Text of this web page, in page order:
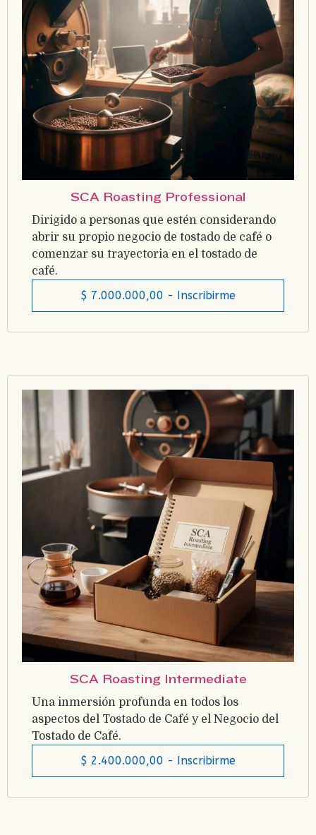
SCA Roasting Professional
Dirigido a personas que estén considerando
abrir su propio negocio de tostado de café o
comenzar su trayectoria en el tostado de
café.
$ 7.000.000,00 - Inscribirme
SCA Roasting Intermediate
Una inmersión profunda en todos los
aspectos del Tostado de Café y el Negocio del
Tostado de Café.
$ 2.400.000,00 - Inscribirme